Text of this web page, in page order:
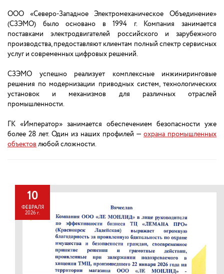
ООО «Северо-Западное Электромеханическое Объединение»
(СЗЭМО) было основано в 1994 г. Компания занимается
поставками электродвигателей российского и зарубежного
производства, предоставляют клиентам полный спектр сервисных
услуг и современных цифровых решений.
СЗЭМО успешно реализует комплексные инжиниринговые
решения по модернизации приводных систем, технологических
установок и механизмов для различных отраслей
промышленности.
ГК «Император» занимается обеспечением безопасности уже
более 28 лет. Один из наших профилей — охрана промышленных
объектовлюбой сложности.
10
ФЕВРАЛЯ
2026 г.